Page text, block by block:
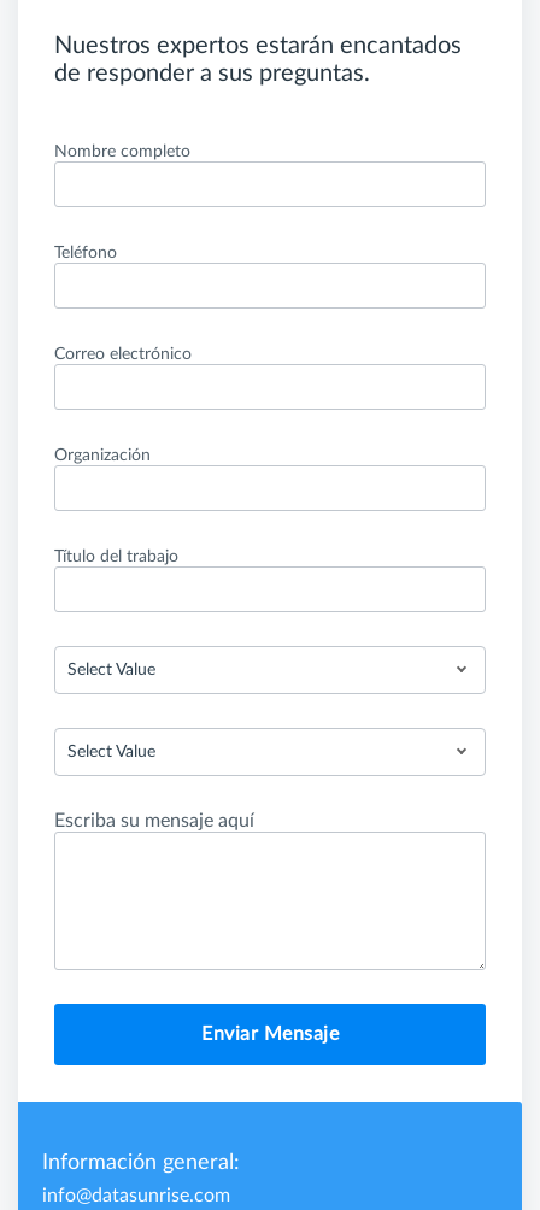
Nuestros expertos estarán encantados
de responder a sus preguntas.
Nombre completo
Teléfono
Correo electrónico
Organización
Título del trabajo
Select Value
Select Value
Escriba su mensaje aquí
Enviar Mensaje
Información general:
info@datasunrise.com